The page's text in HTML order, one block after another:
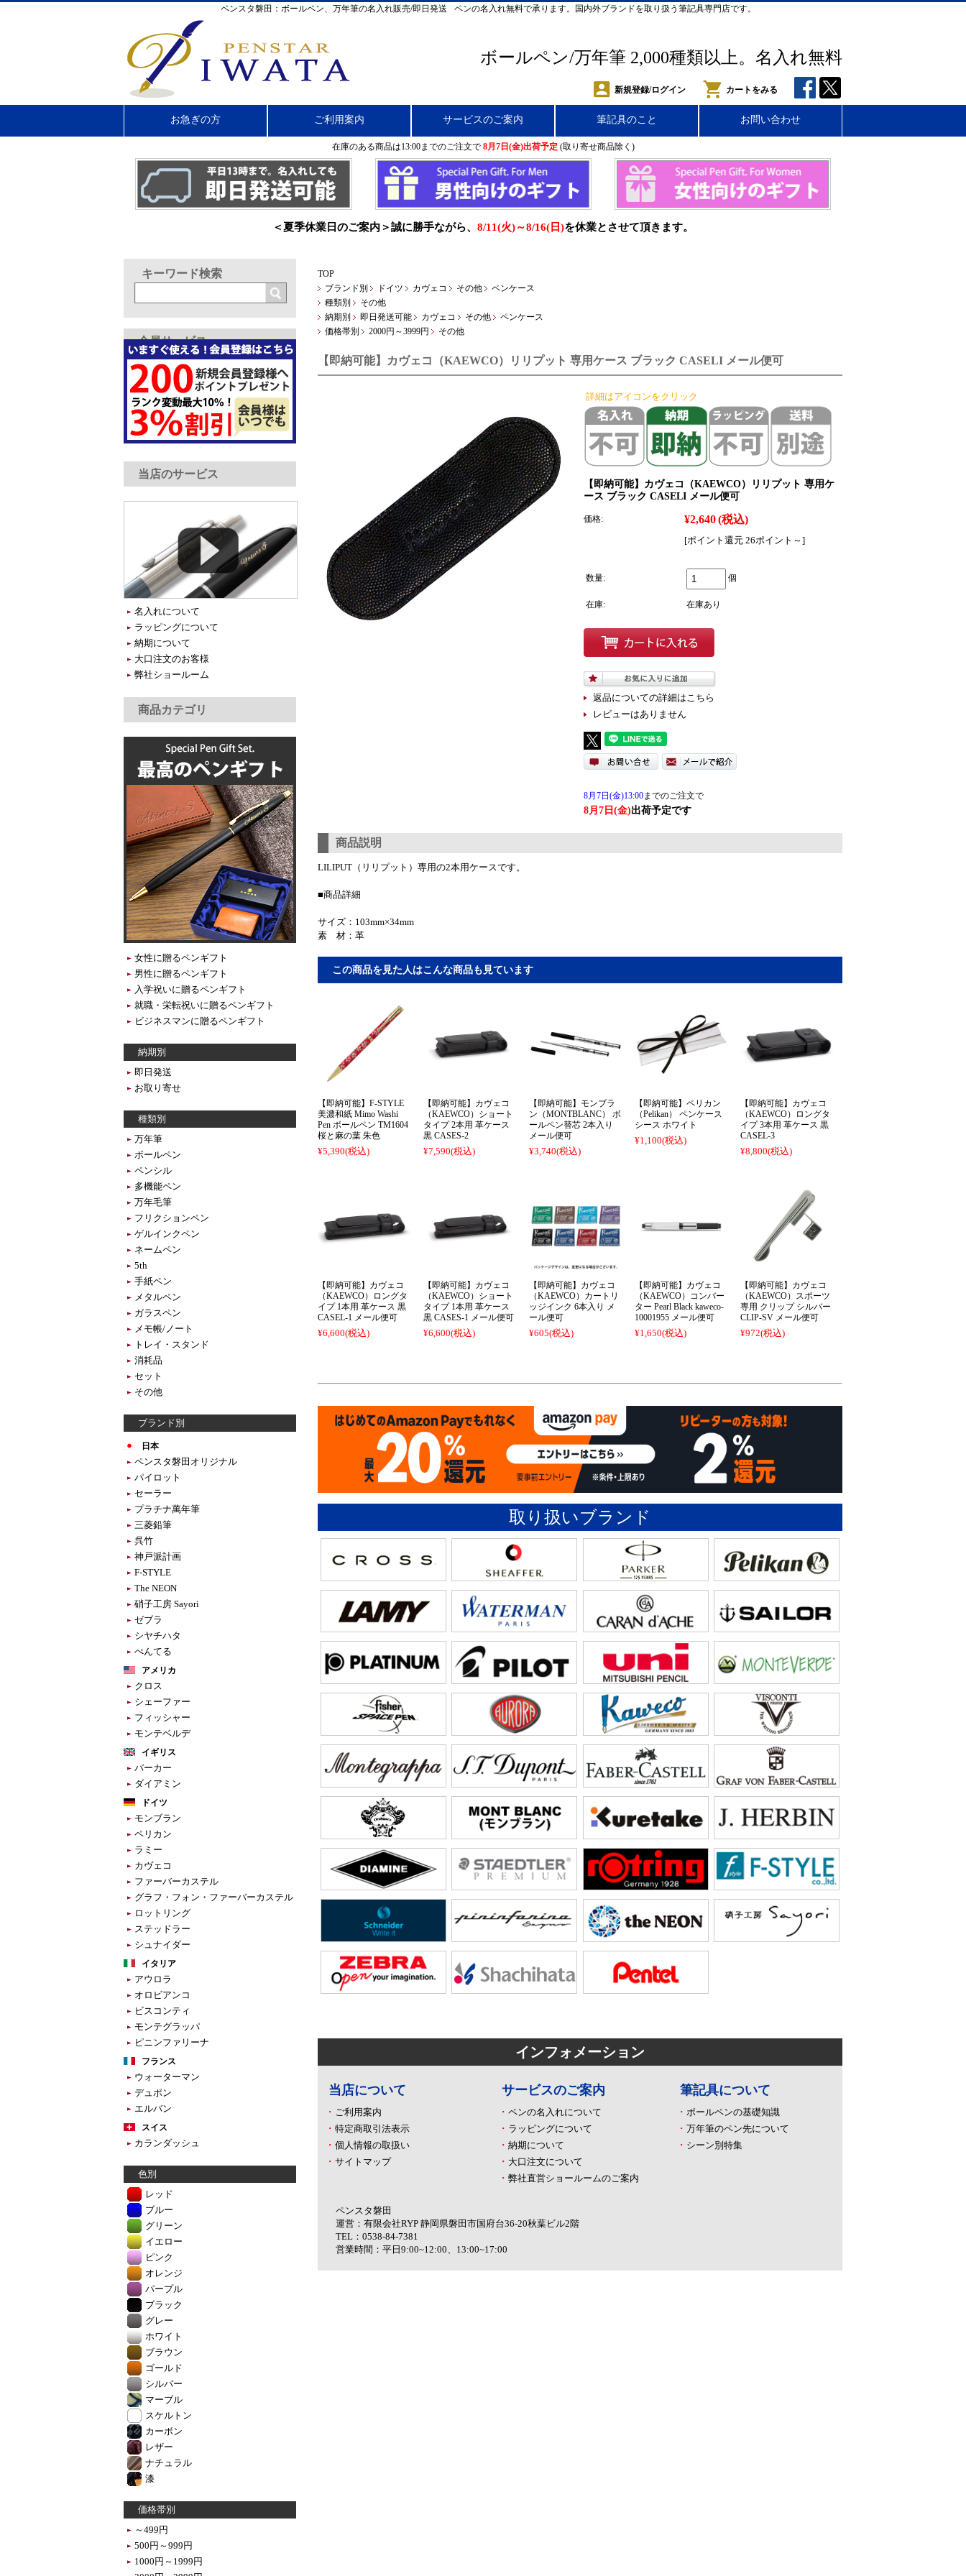
ペンスタ磐田：ボールペン、万年筆の名入れ販売/即日発送 ペンの名入れ無料で承ります。国内外ブランドを取り扱う筆記具専門店です。
ボールペン/万年筆 2,000種類以上。名入れ無料
新規登録/ログイン カートをみる
お急ぎの方 ご利用案内 サービスのご案内 筆記具のこと お問い合わせ
在庫のある商品は13:00までのご注文で 8月7日(金)出荷予定(取り寄せ商品除く)
＜夏季休業日のご案内＞誠に勝手ながら、 8/11(火)～8/16(日)を休業とさせて頂きます。
TOP
ブランド別
ドイツ カヴェコ その他
ペンケース
種類別
その他
納期別
即日発送可能 カヴェコ その他
ペンケース
価格帯別
2000円～3999円 その他
【即納可能】カヴェコ（KAEWCO）リリプット 専用ケース ブラック CASELI メール便可
詳細はアイコンをクリック
【即納可能】カヴェコ（KAEWCO）リリプット 専用ケ
ース ブラック CASELI メール便可
価格: ¥2,640(税込)
[ポイント還元 26ポイント～]
数量: 個
在庫: 在庫あり
返品についての詳細はこちら
レビューはありません
8月7日(金)13:00までのご注文で
8月7日(金)出荷予定です
商品説明
LILIPUT（リリプット）専用の2本用ケースです。
■商品詳細
サイズ：103mm×34mm
素 材：革
この商品を見た人はこんな商品も見ています
【即納可能】F-STYLE
美濃和紙 Mimo Washi
Pen ボールペン TM1604
桜と麻の葉 朱色
¥5,390(税込)
【即納可能】カヴェコ
（KAEWCO）ショート
タイプ 2本用 革ケース
黒 CASES-2
¥7,590(税込)
【即納可能】モンブラ
ン（MONTBLANC） ボ
ールペン替芯 2本入り
メール便可
¥3,740(税込)
【即納可能】ペリカン
（Pelikan） ペンケース
シース ホワイト
¥1,100(税込)
【即納可能】カヴェコ
（KAEWCO）ロングタ
イプ 3本用 革ケース 黒
CASEL-3
¥8,800(税込)
【即納可能】カヴェコ
（KAEWCO）ロングタ
イプ 1本用 革ケース 黒
CASEL-1 メール便可
¥6,600(税込)
【即納可能】カヴェコ
（KAEWCO）ショート
タイプ 1本用 革ケース
黒 CASES-1 メール便可
¥6,600(税込)
【即納可能】カヴェコ
（KAEWCO）カートリ
ッジインク 6本入り メ
ール便可
¥605(税込)
【即納可能】カヴェコ
（KAEWCO）コンバー
ター Pearl Black kaweco-
10001955 メール便可
¥1,650(税込)
【即納可能】カヴェコ
（KAEWCO）スポーツ
専用 クリップ シルバー
CLIP-SV メール便可
¥972(税込)
取り扱いブランド
インフォメーション
当店について
ご利用案内
特定商取引法表示
個人情報の取扱い
サイトマップ
サービスのご案内
ペンの名入れについて
ラッピングについて
納期について
大口注文について
弊社直営ショールームのご案内
筆記具について
ボールペンの基礎知識
万年筆のペン先について
シーン別特集
ペンスタ磐田
運営：有限会社RYP 静岡県磐田市国府台36-20秋葉ビル2階
TEL：0538-84-7381
営業時間：平日9:00~12:00、13:00~17:00
会員サービス
当店のサービス
名入れについて
ラッピングについて
納期について
大口注文のお客様
弊社ショールーム
商品カテゴリ
女性に贈るペンギフト
男性に贈るペンギフト
入学祝いに贈るペンギフト
就職・栄転祝いに贈るペンギフト
ビジネスマンに贈るペンギフト
納期別
即日発送
お取り寄せ
種類別
万年筆
ボールペン
ペンシル
多機能ペン
万年毛筆
フリクションペン
ゲルインクペン
ネームペン
5th
手紙ペン
メタルペン
ガラスペン
メモ帳/ノート
トレイ・スタンド
消耗品
セット
その他
ブランド別
日本
ペンスタ磐田オリジナル
パイロット
セーラー
プラチナ萬年筆
三菱鉛筆
呉竹
神戸派計画
F-STYLE
The NEON
硝子工房 Sayori
ゼブラ
シヤチハタ
ぺんてる
アメリカ
クロス
シェーファー
フィッシャー
モンテベルデ
イギリス
パーカー
ダイアミン
ドイツ
モンブラン
ペリカン
ラミー
カヴェコ
ファーバーカステル
グラフ・フォン・ファーバーカステル
ロットリング
ステッドラー
シュナイダー
イタリア
アウロラ
オロビアンコ
ビスコンティ
モンテグラッパ
ピニンファリーナ
フランス
ウォーターマン
デュポン
エルバン
スイス
カランダッシュ
色別
レッド
ブルー
グリーン
イエロー
ピンク
オレンジ
パープル
ブラック
グレー
ホワイト
ブラウン
ゴールド
シルバー
マーブル
スケルトン
カーボン
レザー
ナチュラル
漆
価格帯別
～499円
500円～999円
1000円～1999円